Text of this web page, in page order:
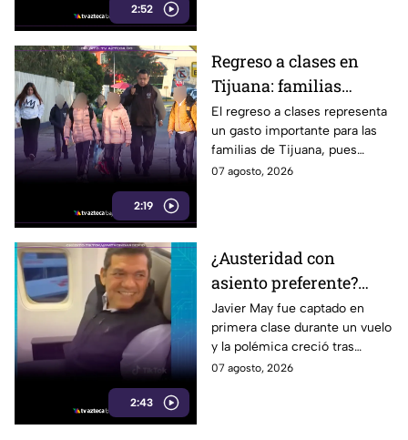
2:52
2:19
Regreso a clases en
Tijuana: familias
podrían gastar hasta 5
mil pesos en uniformes
y calzado
El regreso a clases representa
un gasto importante para las
familias de Tijuana, pues
uniformes y calzado pueden
07 agosto, 2026
2:43
¿Austeridad con
asiento preferente?
Captan a Javier May
sonriente en primera
clase y Morena le “jala
las orejas”
Javier May fue captado en
primera clase durante un vuelo
y la polémica creció tras
imágenes de un presunto reloj
07 agosto, 2026